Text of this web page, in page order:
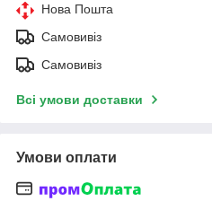
Нова Пошта
Самовивіз
Самовивіз
Всі умови доставки
Умови оплати